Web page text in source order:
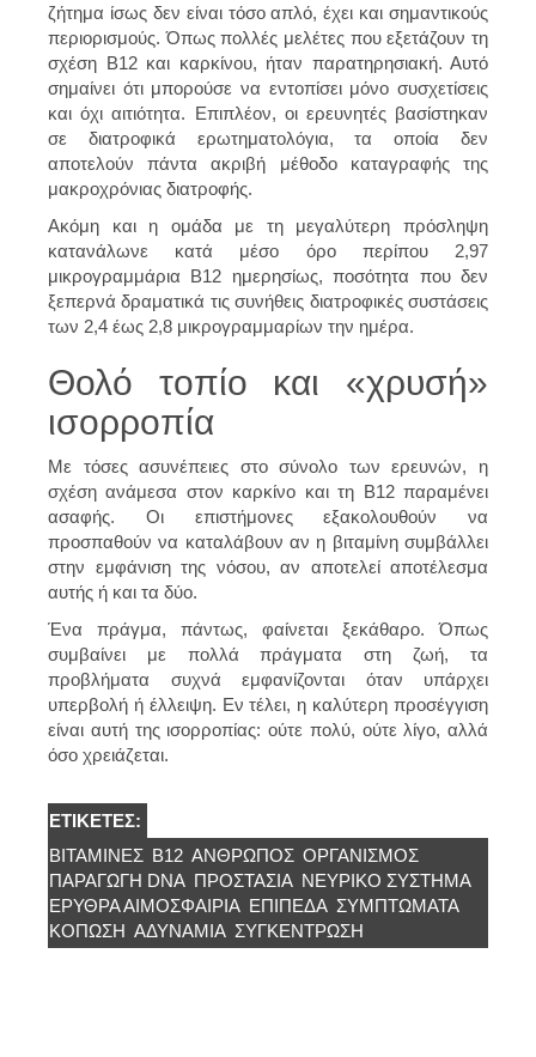
ζήτημα ίσως δεν είναι τόσο απλό, έχει και σημαντικούς
περιορισμούς. Όπως πολλές μελέτες που εξετάζουν τη
σχέση Β12 και καρκίνου, ήταν παρατηρησιακή. Αυτό
σημαίνει ότι μπορούσε να εντοπίσει μόνο συσχετίσεις
και όχι αιτιότητα. Επιπλέον, οι ερευνητές βασίστηκαν
σε διατροφικά ερωτηματολόγια, τα οποία δεν
αποτελούν πάντα ακριβή μέθοδο καταγραφής της
μακροχρόνιας διατροφής.
Ακόμη και η ομάδα με τη μεγαλύτερη πρόσληψη
κατανάλωνε κατά μέσο όρο περίπου 2,97
μικρογραμμάρια Β12 ημερησίως, ποσότητα που δεν
ξεπερνά δραματικά τις συνήθεις διατροφικές συστάσεις
των 2,4 έως 2,8 μικρογραμμαρίων την ημέρα.
Θολό τοπίο και «χρυσή»
ισορροπία
Με τόσες ασυνέπειες στο σύνολο των ερευνών, η
σχέση ανάμεσα στον καρκίνο και τη Β12 παραμένει
ασαφής. Οι επιστήμονες εξακολουθούν να
προσπαθούν να καταλάβουν αν η βιταμίνη συμβάλλει
στην εμφάνιση της νόσου, αν αποτελεί αποτέλεσμα
αυτής ή και τα δύο.
Ένα πράγμα, πάντως, φαίνεται ξεκάθαρο. Όπως
συμβαίνει με πολλά πράγματα στη ζωή, τα
προβλήματα συχνά εμφανίζονται όταν υπάρχει
υπερβολή ή έλλειψη. Εν τέλει, η καλύτερη προσέγγιση
είναι αυτή της ισορροπίας: ούτε πολύ, ούτε λίγο, αλλά
όσο χρειάζεται.
ΕΤΙΚΈΤΕΣ:
ΒΙΤΑΜΙΝΕΣ Β12 ΆΝΘΡΩΠΟΣ ΟΡΓΑΝΙΣΜΌΣ
ΠΑΡΑΓΩΓΉ DNA ΠΡΟΣΤΑΣΊΑ ΝΕΥΡΙΚΌ ΣΎΣΤΗΜΑ
ΕΡΥΘΡΆ ΑΙΜΟΣΦΑΊΡΙΑ ΕΠΙΠΕΔΑ ΣΥΜΠΤΏΜΑΤΑ
ΚΟΠΩΣΗ ΑΔΥΝΑΜΙΑ ΣΥΓΚΈΝΤΡΩΣΗ